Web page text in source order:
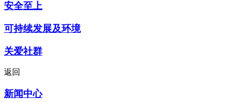
安全至上
可持续发展及环境
关爱社群
返回
新闻中心